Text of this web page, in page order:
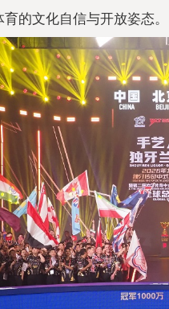
育的文化自信与开放姿态。